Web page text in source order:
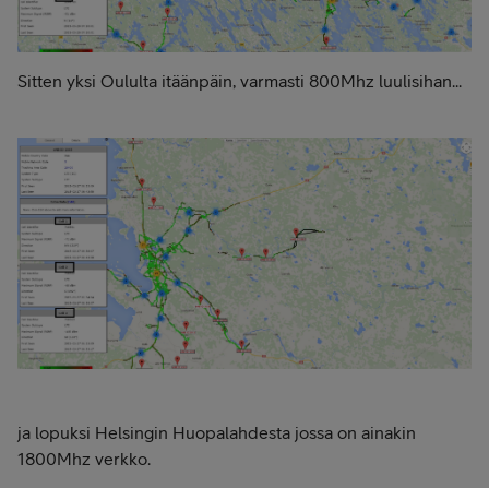
Sitten yksi Oululta itäänpäin, varmasti 800Mhz luulisihan...
ja lopuksi Helsingin Huopalahdesta jossa on ainakin
1800Mhz verkko.